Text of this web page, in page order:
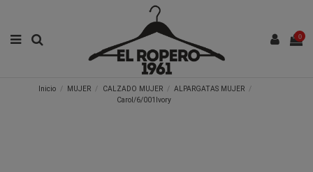
0
Inicio MUJER CALZADO MUJER
ALPARGATAS MUJER
Carol/6/001Ivory